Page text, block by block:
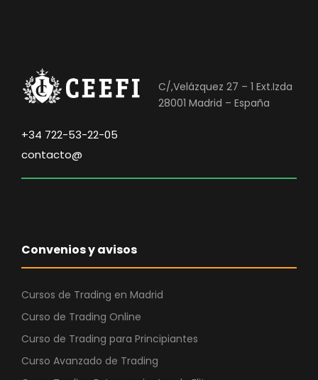
C/,Velázquez 27 – 1 Ext.Izda
28001 Madrid – España
+34 722-53-22-05
contacto@
Convenios y avisos
Cursos de Trading en Madrid
Curso de Trading Online
Curso de Trading para Principiantes
Curso Avanzado de Trading